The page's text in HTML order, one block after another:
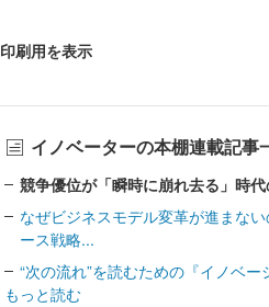
印刷用を表示
イノベーターの本棚連載記事
競争優位が「瞬時に崩れ去る」時
なぜビジネスモデル変革が進まな
ース戦略...
“次の流れ”を読むための『イノベー
もっと読む